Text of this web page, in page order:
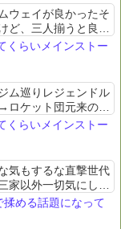
ウェイが良かったそ
ど、三人揃うと良い
くらいメインストー
ム巡りレジェンドル
ケット団元来のポ
落とし込んでるのが
くらいメインストー
気もするな直撃世代
家以外一切気にして
める話題になって